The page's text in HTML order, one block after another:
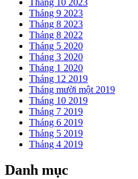
Tháng 10 2023
Tháng 9 2023
Tháng 8 2023
Tháng 8 2022
Tháng 5 2020
Tháng 3 2020
Tháng 1 2020
Tháng 12 2019
Tháng mười một 2019
Tháng 10 2019
Tháng 7 2019
Tháng 6 2019
Tháng 5 2019
Tháng 4 2019
Danh mục